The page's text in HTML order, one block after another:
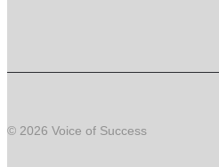
© 2026 Voice of Success